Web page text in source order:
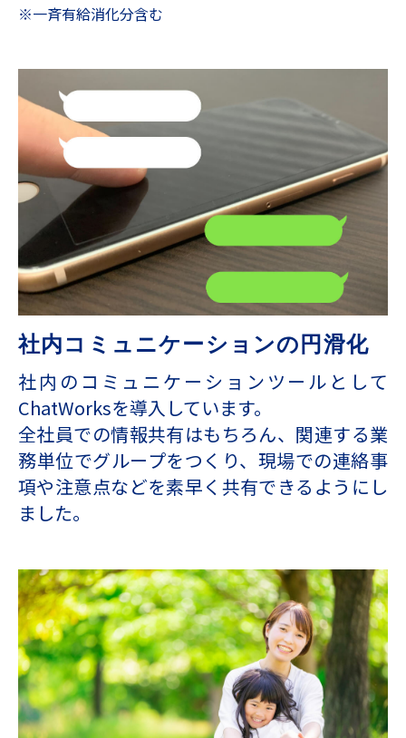
※⼀⻫有給消化分含む
社内コミュニケーションの円滑化
社内のコミュニケーションツールとして
ChatWorksを導⼊しています。
全社員での情報共有はもちろん、関連する業
務単位でグループをつくり、現場での連絡事
項や注意点などを素早く共有できるようにし
ました。